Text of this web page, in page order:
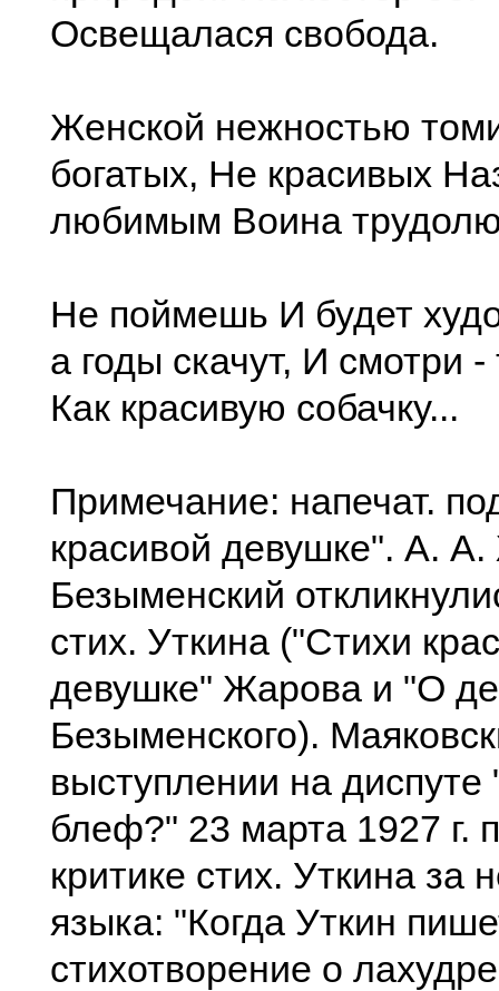
Освещалася свобода.
Женской нежностью
богатых, Не красивых
любимым Воина
Не поймешь И будет
а годы скачут, И смотри -
Как красивую собачку...
Примечание: напечат.
красивой девушке". А.
Безыменский
стих. Уткина ("Стихи
девушке" Жарова и "О
Безыменского).
выступлении на
блеф?" 23 марта 1927 г.
критике стих. Уткина за
языка: "Когда Уткин
стихотворение о